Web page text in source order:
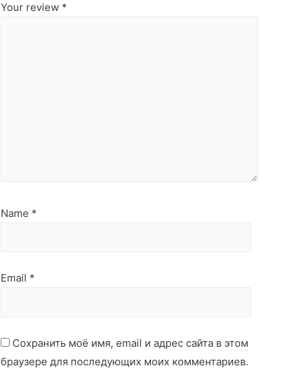
Your review *
Name *
Email *
Сохранить моё имя, email и адрес сайта в этом
браузере для последующих моих комментариев.